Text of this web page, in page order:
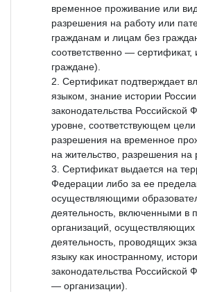
временное проживание или
разрешения на работу или
гражданам и лицам без
соответственно — сертификат,
граждане).
Сертификат подтверждает
языком, знание истории
законодательства Российской
уровне, соответствующем
разрешения на временное
на жительство, разрешения на
Сертификат выдается на
Федерации либо за ее
осуществляющими
деятельность, включенными в
организаций, осуществляющих
деятельность, проводящих
языку как иностранному,
законодательства Российской
— организации).